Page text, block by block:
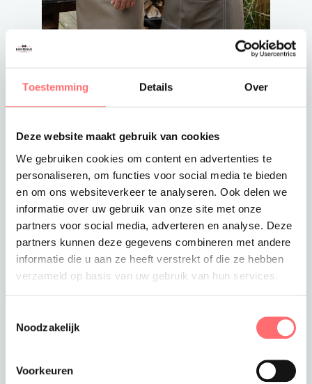
Toestemming Details Over
Deze website maakt gebruik van cookies
We gebruiken cookies om content en advertenties te
personaliseren, om functies voor social media te bieden
en om ons websiteverkeer te analyseren. Ook delen we
informatie over uw gebruik van onze site met onze
partners voor social media, adverteren en analyse. Deze
partners kunnen deze gegevens combineren met andere
informatie die u aan ze heeft verstrekt of die ze hebben
verzameld op basis van uw gebruik van hun services.
Noodzakelijk
Voorkeuren
Hiervoor zijn o.a. speciale stretchstoffen
ontwikkeld, welke heet wasbaar zijn (tot 85° C.) en
Deze stretchstoffen geven een optimale
bewegingsvrijheid en zijn tegelijkertijd toch zeer
duurzaam en zeer goed wasbaar.
Deze stoffen hebben we in vele trendy kleuren in
voorraad voor een snelle productie van uw
bedrijfskleding.
Al vanaf 3 stuks kan je bij Poco je eigen kledinglijn
samenstellen en zo voor een unieke
bedrijfsuitstraling zorgen. Levertijd na akkoord op
80 kleuren en designs.